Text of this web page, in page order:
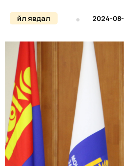
Үйл явдал 2024-